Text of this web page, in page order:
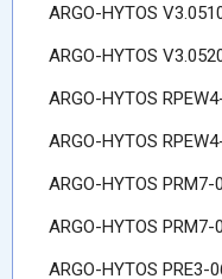
ARGO-HYTOS
ARGO-HYTOS
ARGO-HYTOS
ARGO-HYTOS
ARGO-HYTOS
ARGO-HYTOS
ARGO-HYTOS